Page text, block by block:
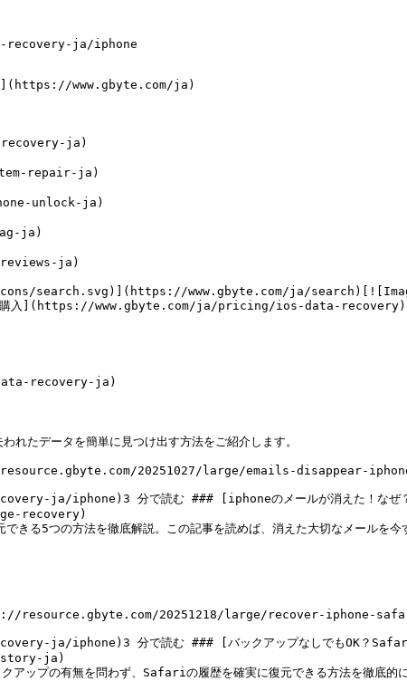
recovery-ja/iphone
www.gbyte.com/ja)
ja)
repair-ja)
unlock-ja)
ja)
reviews-ja)
search.svg)](https://www.gbyte.com/ja/
入](https://www.gbyte.com/ja/pricing/ios-data-recovery)
recovery-ja)
たデータを簡単に見つけ出す方法をご紹介します。
20251027/large/emails-disappear-
iphone)3 分で読む ### [iphoneのメールが消えた！なぜ？原
recovery)
る5つの方法を徹底解説。この記事を読めば、消えた大切なメールを今
20251218/large/recover-iphone-
iphone)3 分で読む ### [バックアップなしでもOK？Safari履
ja)
アップの有無を問わず、Safariの履歴を確実に復元できる方法を徹底的に